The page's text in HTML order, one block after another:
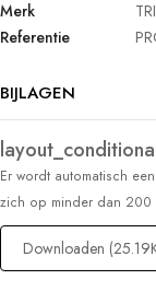
Merk
Referentie
BIJLAGEN
Er wordt automatisch
zich op minder dan 200
Downloaden